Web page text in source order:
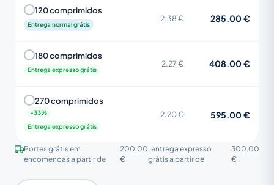
120 comprimidos
Entrega normal grátis
2.38 € 285.00 €
180 comprimidos
Entrega expresso grátis
2.27 € 408.00 €
270 comprimidos
Entrega expresso grátis
2.20 € 595.00 €
Portes grátis em
encomendas a partir de
200.00
€
, entrega expresso
grátis a partir de
300.00
€